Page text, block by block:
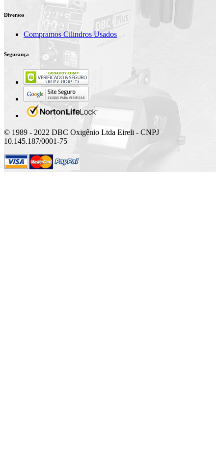
Diversos
Compramos Cilindros Usados
Segurança
© 1989 - 2022 DBC Oxigênio Ltda Eireli - CNPJ
10.145.187/0001-75